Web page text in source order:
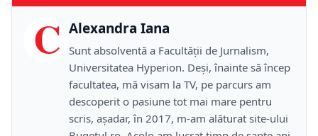
C Alexandra Iana
Sunt absolventă a Facultății de Jurnalism,
Universitatea Hyperion. Deși, înainte să încep
facultatea, mă visam la TV, pe parcurs am
descoperit o pasiune tot mai mare pentru
scris, așadar, în 2017, m-am alăturat site-ului